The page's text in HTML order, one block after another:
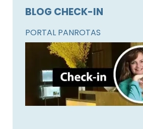
BLOG CHECK-IN
PORTAL PANROTAS